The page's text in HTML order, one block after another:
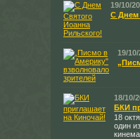
19/10/
C Днем
19/
18/10/
БКИ
18
один